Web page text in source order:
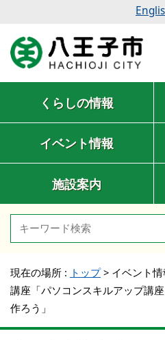
くらしの情報
イベント情報
施設案内
現在の場所 : トップ> イベント情
講座「パソコンスキルアップ講
作ろう」